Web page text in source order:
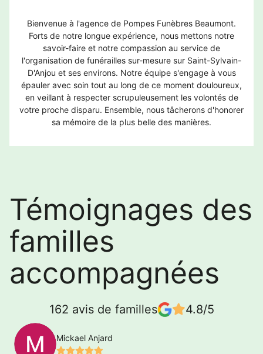
Bienvenue à l'agence de Pompes Funèbres Beaumont.
Forts de notre longue expérience, nous mettons notre
savoir-faire et notre compassion au service de
l'organisation de funérailles sur-mesure sur Saint-Sylvain-
D'Anjou et ses environs. Notre équipe s'engage à vous
épauler avec soin tout au long de ce moment douloureux,
en veillant à respecter scrupuleusement les volontés de
votre proche disparu. Ensemble, nous tâcherons d'honorer
sa mémoire de la plus belle des manières.
Témoignages des
familles
accompagnées
162 avis de familles 4.8/5
Mickael Anjard